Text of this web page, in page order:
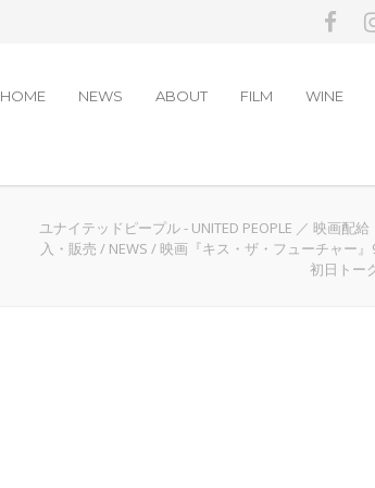
HOME NEWS ABOUT FILM WINE
ユナイテッドピープル - UNITED PEOPLE ／ 映画配
入・販売 / NEWS /映画『キス・ザ・フューチャー』
初日トー